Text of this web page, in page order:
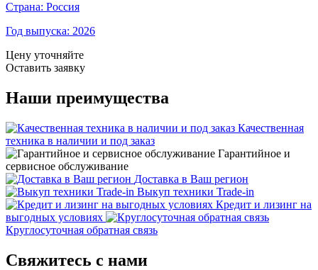
Страна: Россия
Год выпуска: 2026
Цену уточняйте
Оставить заявку
Наши преимущества
Качественная
техника в наличии и под заказ
Гарантийное и
сервисное обслуживание
Доставка в Ваш регион
Выкуп техники Trade-in
Кредит и лизинг на
выгодных условиях
Круглосуточная обратная связь
Свяжитесь с нами